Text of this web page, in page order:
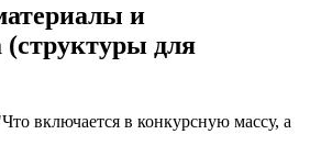
и
для
включается в конкурсную массу, а